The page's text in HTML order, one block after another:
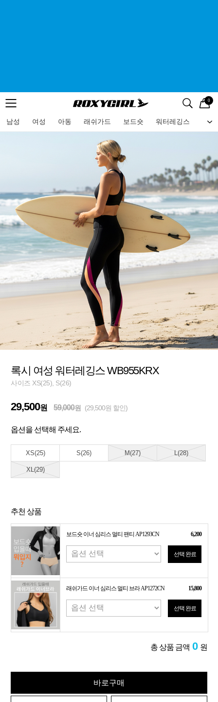
메뉴 검색
로고 0
남성 여성 아동 래쉬가드 보드숏 워터레깅스 비
메뉴
록시 여성 워터레깅스 WB955KRX
사이즈 XS(25), S(26)
29,500원 59,000원 (29,500원 할인)
옵션을 선택해 주세요.
XS(25) S(26) M(27) L(28)
XL(29)
추천 상품
보드숏 이너 심리스 멀티 팬티 AP1293CN 6,200
선택 완료
래쉬가드 이너 심리스 멀티 브라 AP1272CN 15,800
선택 완료
총 상품 금액 0 원
바로구매